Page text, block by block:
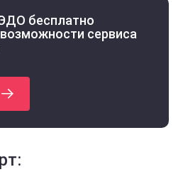
бесплатно
сервиса